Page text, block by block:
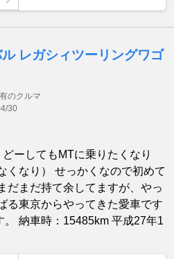
ル レガシィツーリングワゴ
のクルマ
30
ーしてもMTに乗りたくなり
くなり） せっかくなので初めて
だまだ持て余してますが、やっ
る東京からやってきた愛車です
納車時：15485km 平成27年1